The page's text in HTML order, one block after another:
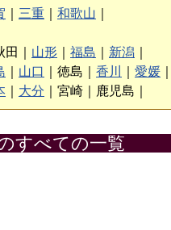
三重 和歌山
田｜ 山形 福島 新潟
山口 徳島｜ 香川 愛媛
大分 宮崎｜ 鹿児島｜
すべての一覧